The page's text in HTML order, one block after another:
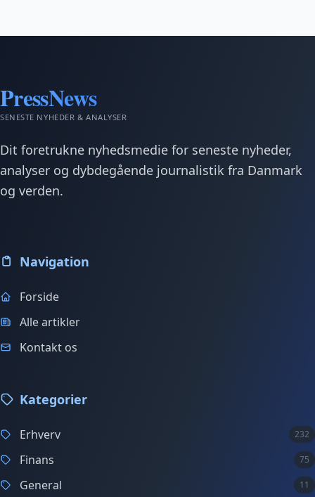
PressNews
SENESTE NYHEDER & ANALYSER
Dit foretrukne nyhedsmedie for seneste nyheder,
analyser og dybdegående journalistik fra Danmark
og verden.
Navigation
Forside
Alle artikler
Kontakt os
Kategorier
Erhverv 232
Finans 75
General 11